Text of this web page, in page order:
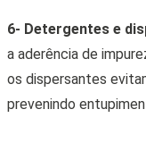
6- Detergentes e
a aderência de
os dispersantes
prevenindo